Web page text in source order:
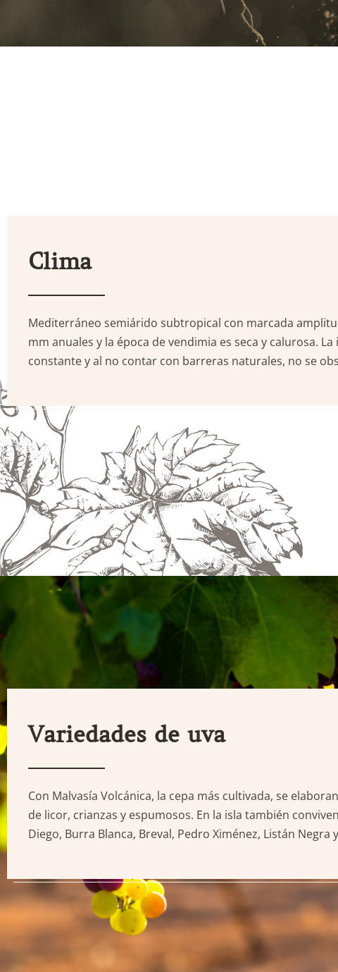
Clima
Mediterráneo semiárido subtropical con marcada
mm anuales y la época de vendimia es seca y calurosa.
constante y al no contar con barreras naturales, no se
Variedades de uva
Con Malvasía Volcánica, la cepa más cultivada, se
de licor, crianzas y espumosos. En la isla también
Diego, Burra Blanca, Breval, Pedro Ximénez, Listán